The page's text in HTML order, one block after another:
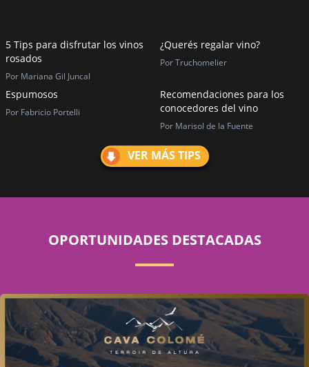
5 Tips para disfrutar los vinos
rosados
Por Mariana Gil Juncal
¿Querés regalar vino?
Por Truchomelier
Espumosos
Por Fabricio Portelli
Recomendaciones para los
conocedores del vino
Por Marisol de la Fuente
VER MÁS TIPS
OPORTUNIDADES DESTACADAS